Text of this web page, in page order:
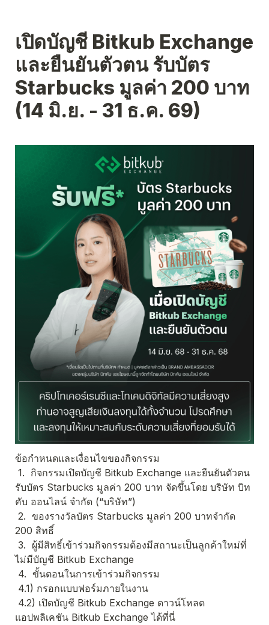
เปิดบัญชี Bitkub Exchange
และยืนยันตัวตน รับบัตร
Starbucks มูลค่า 200 บาท
(14 มิ.ย. - 31 ธ.ค. 69)
ข้อกําหนดและเงื่อนไขของกิจกรรม
รับบัตร Starbucks มูลค่า 200 บาท จัดขึ้นโดย บริษัท บิท
คับ ออนไลน์ จํากัด (“บริษัท”)
200 สิทธิ์
ไม่มีบัญชี Bitkub Exchange
4.  ขั้นตอนในการเข้าร่วมกิจกรรม
4.1) กรอกแบบฟอร์มภายในงาน
แอปพลิเคชัน Bitkub Exchange ได้ที่นี่